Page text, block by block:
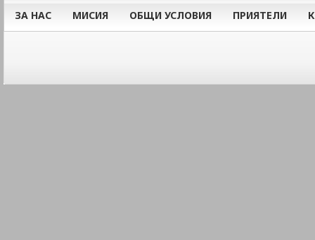
ЗА НАС МИСИЯ ОБЩИ УСЛОВИЯ ПРИЯТЕЛИ